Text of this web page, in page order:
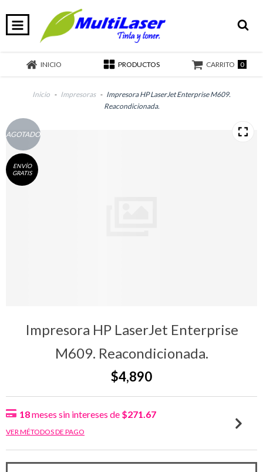
INICIO PRODUCTOS CARRITO 0
Inicio - Impresoras - Impresora HP LaserJet Enterprise M609.
Reacondicionada.
AGOTADO
ENVÍO
GRATIS
Impresora HP LaserJet Enterprise
M609. Reacondicionada.
$4,890
18meses sin intereses de $271.67
VER MÉTODOS DE PAGO